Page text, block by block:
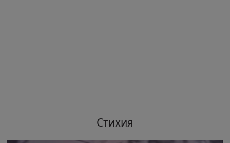
Стихия